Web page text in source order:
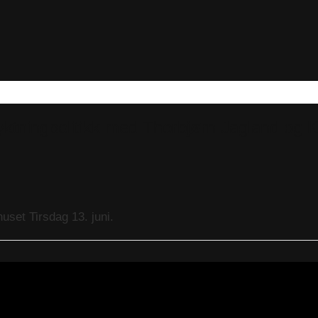
Tirsdag 13. juni.